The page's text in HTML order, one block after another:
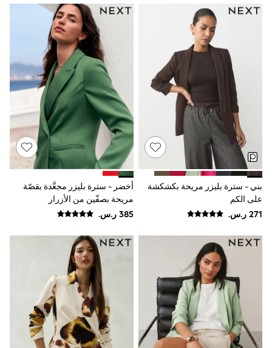
Sun Hats & Caps
Resort Styles
Boys' Holiday Shop
Boys' Travel Styles
Sunset Styles
Occasionwear
Sets & Outfits
Linen Collection
Tops & T-Shirts
Shirts
Polo Shirts
Swimwear
Shorts
Sandals & Clogs
Sun Safe
Rash Vests
Sun Hats & Caps
Baby Holiday Shop
Occasionwear
Dresses
Sets & Outfits
Rompers
Sandals
Swimwear
Sun Hats & Caps
Mens' Holiday Shop
Occasionwear
Shirts
بني - سترة بليزر مريحة بكشكشة
على الكم
أخضر - سترة بليزر مجعَّدة بقصّة
مريحة بصفّين من الأزرار